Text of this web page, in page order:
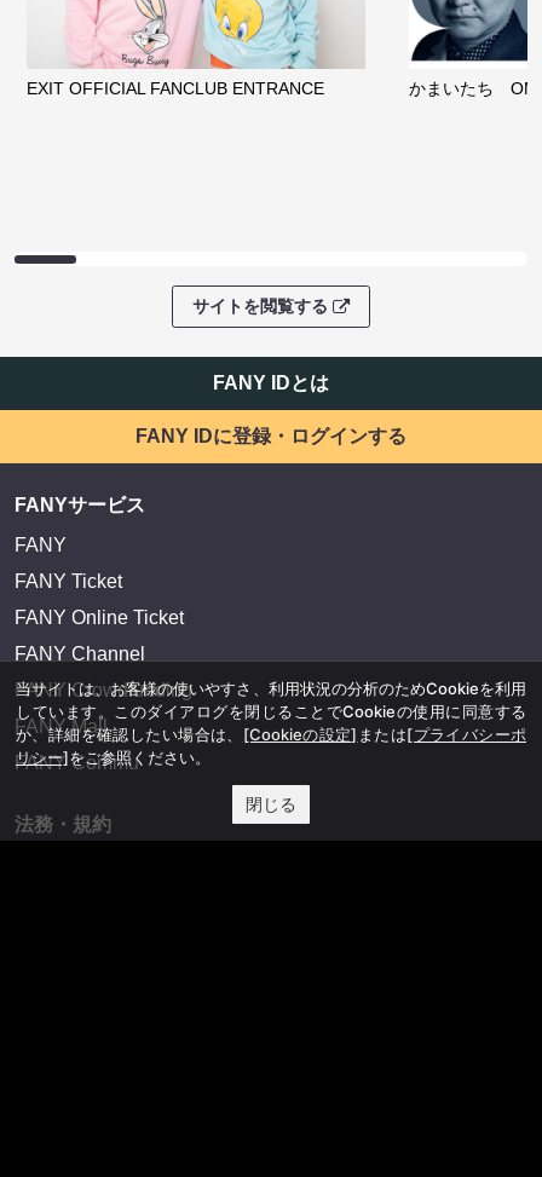
EXIT OFFICIAL FANCLUB ENTRANCE かまいたち
サイトを閲覧する
FANY IDとは
FANY IDに登録・ログインする
FANYサービス
FANY
FANY Ticket
FANY Online Ticket
FANY Channel
FANY Crowdfunding
FANY Mall
FANY Commu
法務・規約
当サイトは、お客様の使いやすさ、利用状況の分析のためCookieを利用
しています。このダイアログを閉じることでCookieの使用に同意する
か、詳細を確認したい場合は、 [Cookieの設定] または[プライバシーポ
リシー]をご参照ください。
閉じる